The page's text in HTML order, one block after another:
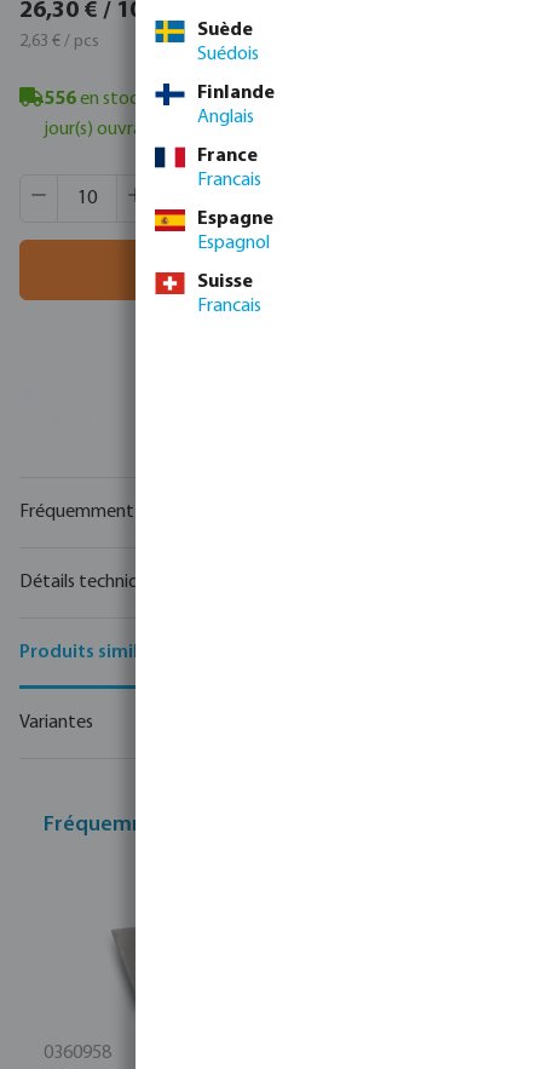
26,30 € / 10 pcs
2,63 € / pcs
556en stock à Veghel, NL- délai de livraison minimum : 1-2
jour(s) ouvrable(s)
Quantité de produit : Entrez la quantité souhaitée ou
Quantité de boîtes:
MSQ:
Ajouter au panier
Fréquemment achetés ensemble
Détails techniques
Produits similaires
Variantes
Fréquemment achetés ensemble
0360958
Suède
Suédois
Finlande
Anglais
France
Francais
Espagne
Espagnol
Suisse
Francais